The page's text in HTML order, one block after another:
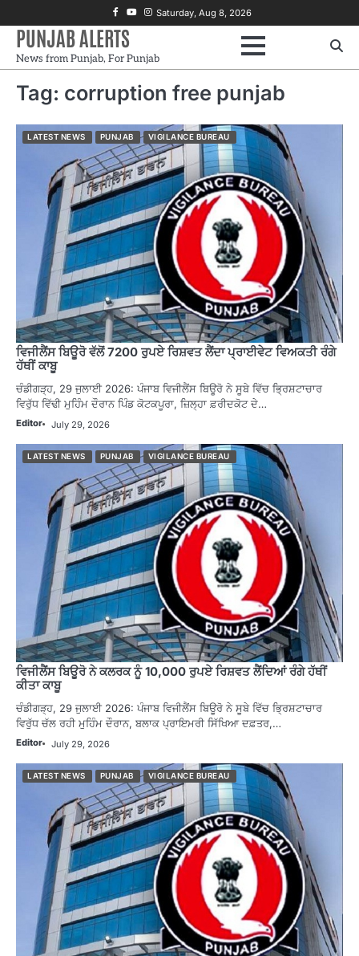
to
content
Facebook
Youtube
Instagram
Saturday, Aug 8, 2026
PUNJAB ALERTS
News from Punjab, For Punjab
Tag: corruption free punjab
LATEST NEWS PUNJAB VIGILANCE BUREAU
ਵਿਜੀਲੈਂਸ ਬਿਊਰੋ ਵੱਲੋਂ 7200 ਰੁਪਏ ਰਿਸ਼ਵਤ ਲੈਂਦਾ ਪ੍ਰਾਈਵੇਟ ਵਿਅਕਤੀ ਰੰਗੇ
ਹੱਥੀਂ ਕਾਬੂ
ਚੰਡੀਗੜ੍ਹ, 29 ਜੁਲਾਈ 2026: ਪੰਜਾਬ ਵਿਜੀਲੈਂਸ ਬਿਊਰੋ ਨੇ ਸੂਬੇ ਵਿੱਚ ਭ੍ਰਿਸ਼ਟਾਚਾਰ
ਵਿਰੁੱਧ ਵਿੱਢੀ ਮੁਹਿੰਮ ਦੌਰਾਨ ਪਿੰਡ ਕੋਟਕਪੂਰਾ, ਜ਼ਿਲ੍ਹਾ ਫ਼ਰੀਦਕੋਟ ਦੇ…
Editor July 29, 2026
LATEST NEWS PUNJAB VIGILANCE BUREAU
ਵਿਜੀਲੈਂਸ ਬਿਊਰੋ ਨੇ ਕਲਰਕ ਨੂੰ 10,000 ਰੁਪਏ ਰਿਸ਼ਵਤ ਲੈਂਦਿਆਂ ਰੰਗੇ ਹੱਥੀਂ
ਕੀਤਾ ਕਾਬੂ
ਚੰਡੀਗੜ੍ਹ, 29 ਜੁਲਾਈ 2026: ਪੰਜਾਬ ਵਿਜੀਲੈਂਸ ਬਿਊਰੋ ਨੇ ਸੂਬੇ ਵਿੱਚ ਭ੍ਰਿਸ਼ਟਾਚਾਰ
ਵਿਰੁੱਧ ਚੱਲ ਰਹੀ ਮੁਹਿੰਮ ਦੌਰਾਨ, ਬਲਾਕ ਪ੍ਰਾਇਮਰੀ ਸਿੱਖਿਆ ਦਫ਼ਤਰ,…
Editor July 29, 2026
LATEST NEWS PUNJAB VIGILANCE BUREAU